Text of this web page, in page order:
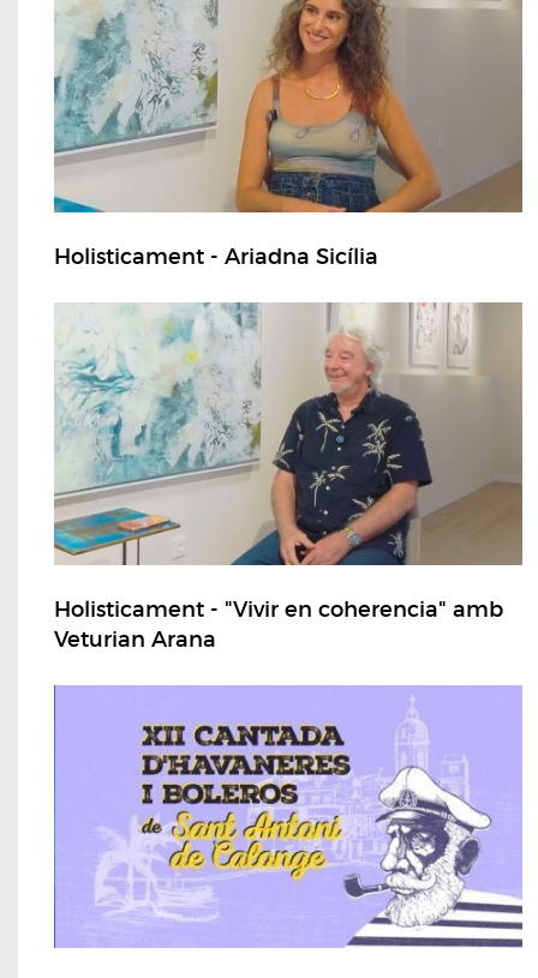
Holisticament - Ariadna Sicília
Holisticament - "Vivir en coherencia" amb
Veturian Arana